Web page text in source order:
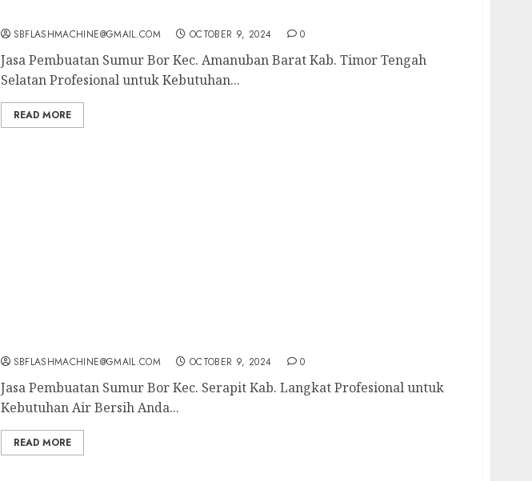
SBFLASHMACHINE@GMAIL.COM OCTOBER 9, 2024 0
Jasa Pembuatan Sumur Bor Kec. Amanuban Barat Kab. Timor Tengah
Selatan Profesional untuk Kebutuhan...
READ MORE
SBFLASHMACHINE@GMAIL.COM OCTOBER 9, 2024 0
Jasa Pembuatan Sumur Bor Kec. Serapit Kab. Langkat Profesional untuk
Kebutuhan Air Bersih Anda...
READ MORE